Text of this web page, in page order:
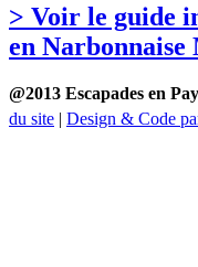
> Voir le guide
en Narbonnaise
@2013 Escapades en
du site | Design & Code